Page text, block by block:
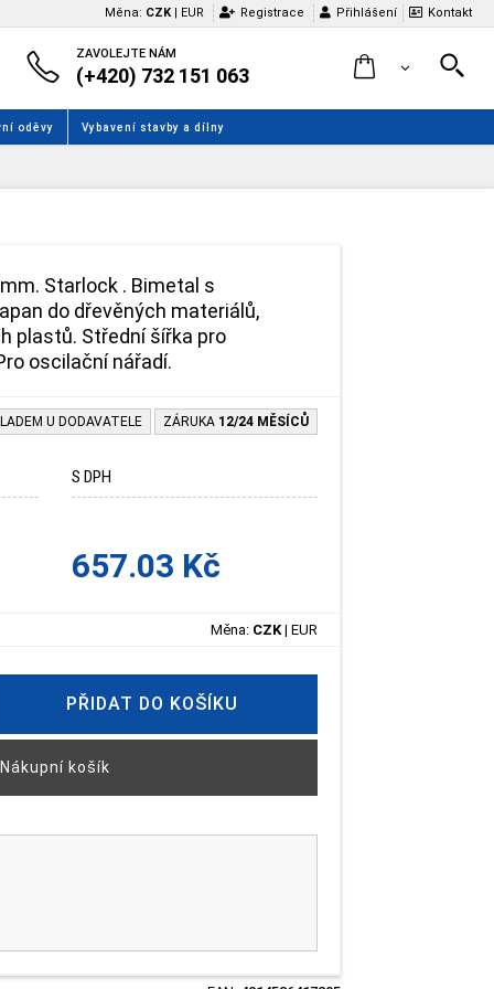
Měna: CZK | EUR Registrace Přihlášení Kontakt
ZAVOLEJTE NÁM
(+420) 732 151 063
oděvy Vybavení stavby a dílny
Starlock . Bimetal s
do dřevěných materiálů,
plastů. Střední šířka pro
oscilační nářadí.
U DODAVATELE ZÁRUKA 12/24 MĚSÍCŮ
S DPH
657.03 Kč
Měna: CZK| EUR
PŘIDAT DO KOŠÍKU
Nákupní košík